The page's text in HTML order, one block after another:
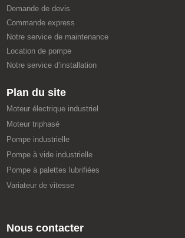
Demande de devis
Commande express
Notre service de maintenance
Location de pompe
Notre service d’installation
Plan du site
Moteur électrique industriel
Moteur triphasé
Pompe industrielle
Pompe à vide industrielle
Pompe à palettes lubrifiées
Variateur de vitesse
Nous contacter